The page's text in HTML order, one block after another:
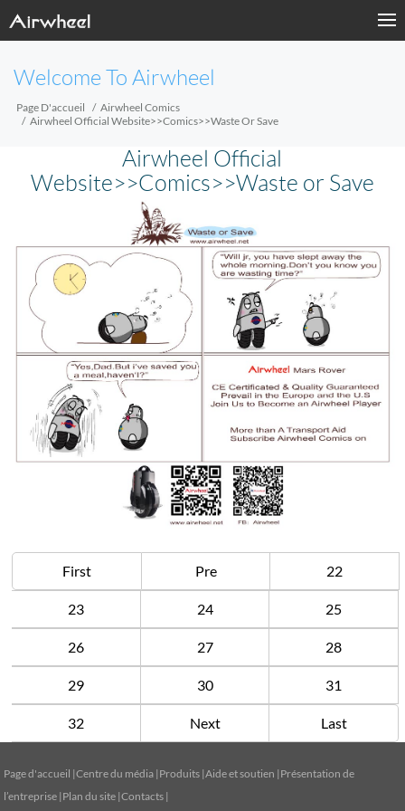
Welcome To Airwheel
Page D'accueil
Airwheel Comics
Airwheel Official Website>>Comics>>Waste Or Save
Airwheel Official
Website>>Comics>>Waste or Save
First Pre 22
23 24 25
26 27 28
29 30 31
32 Next Last
Page d'accueil |Centre du média | Produits |Aide et soutien | Présentation de
l’entreprise | Plan du site |Contacts |